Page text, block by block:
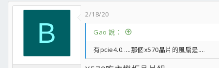
B
2/18/20
Gao 說：
有pcie4.0.....那個x570晶片的風扇是....